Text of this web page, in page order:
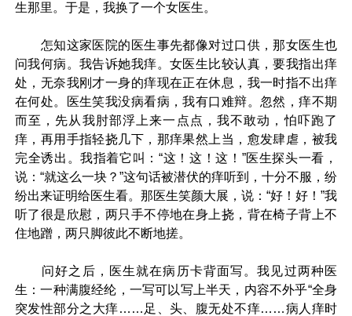
生那里。于是，我换了一个女医生。
怎知这家医院的医生事先都像对过口供，那女医生也
问我何病。我告诉她我痒。女医生比较认真，要我指出痒
处，无奈我刚才一身的痒现在正在休息，我一时指不出痒
在何处。医生笑我没病看病，我有口难辩。忽然，痒不期
而至，先从我肘部浮上来一点点，我不敢动，怕吓跑了
痒，再用手指轻挠几下，那痒果然上当，愈发肆虐，被我
完全诱出。我指着它叫：“这！这！这！”医生探头一看，
说：“就这么一块？”这句话被潜伏的痒听到，十分不服，纷
纷出来证明给医生看。那医生笑颜大展，说：“好！好！”我
听了很是欣慰，两只手不停地在身上挠，背在椅子背上不
住地蹭，两只脚彼此不断地搓。
问好之后，医生就在病历卡背面写。我见过两种医
生：一种满腹经纶，一写可以写上半天，内容不外乎“全身
突发性部分之大痒……足、头、腹无处不痒……病人痒时